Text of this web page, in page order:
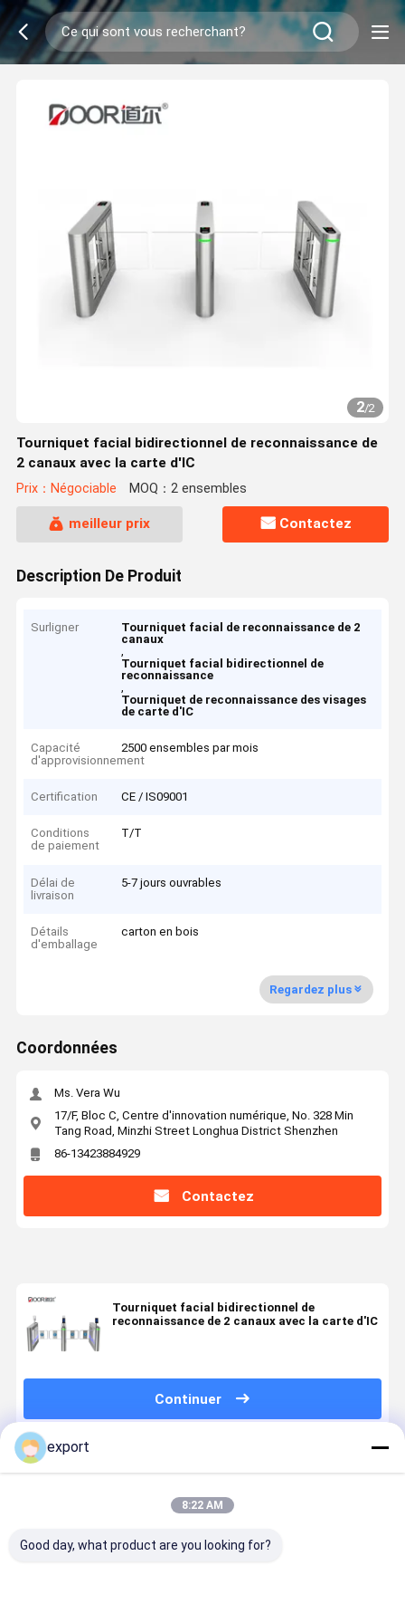
2/2
Tourniquet facial bidirectionnel de reconnaissance de
2 canaux avec la carte d'IC
Prix：Négociable MOQ：2 ensembles
meilleur prix Contactez
Description De Produit
Surligner
Tourniquet facial de reconnaissance de 2
canaux
,
Tourniquet facial bidirectionnel de
reconnaissance
,
Tourniquet de reconnaissance des visages
de carte d'IC
Capacité
d'approvisionnement
2500 ensembles par mois
Certification CE / IS09001
Conditions
de paiement
T/T
Délai de
livraison
5-7 jours ouvrables
Détails
d'emballage
carton en bois
Regardez plus
Coordonnées
Ms. Vera Wu
17/F, Bloc C, Centre d'innovation numérique, No. 328 Min
Tang Road, Minzhi Street Longhua District Shenzhen
86-13423884929
Contactez
Tourniquet facial bidirectionnel de
reconnaissance de 2 canaux avec la carte d'IC
Continuer
Produits Recommandés
export
8:22 AM
Good day, what product are you looking for?